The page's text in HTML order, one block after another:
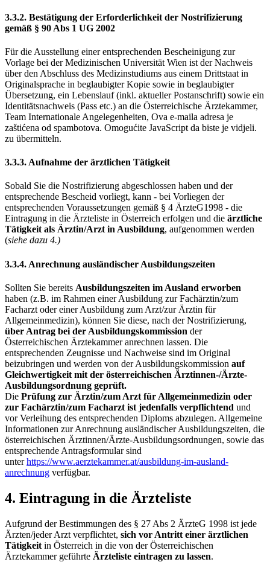
3.3.2. Bestätigung der Erforderlichkeit der Nostrifizierung
gemäß § 90 Abs 1 UG 2002
Für die Ausstellung einer entsprechenden Bescheinigung zur
Vorlage bei der Medizinischen Universität Wien ist der Nachweis
über den Abschluss des Medizinstudiums aus einem Drittstaat in
Originalsprache in beglaubigter Kopie sowie in beglaubigter
Übersetzung, ein Lebenslauf (inkl. aktueller Postanschrift) sowie ein
Identitätsnachweis (Pass etc.) an die Österreichische Ärztekammer,
Team Internationale Angelegenheiten, Ova e-maila adresa je
zaštićena od spambotova. Omogućite JavaScript da biste je vidjeli.
zu übermitteln.
3.3.3. Aufnahme der ärztlichen Tätigkeit
Sobald Sie die Nostrifizierung abgeschlossen haben und der
entsprechende Bescheid vorliegt, kann - bei Vorliegen der
entsprechenden Voraussetzungen gemäß § 4 ÄrzteG1998 - die
Eintragung in die Ärzteliste in Österreich erfolgen und die ärztliche
Tätigkeit als Ärztin/Arzt in Ausbildung, aufgenommen werden
(siehe dazu 4.)
3.3.4. Anrechnung ausländischer Ausbildungszeiten
Sollten Sie bereits Ausbildungszeiten im Ausland erworben
haben (z.B. im Rahmen einer Ausbildung zur Fachärztin/zum
Facharzt oder einer Ausbildung zum Arzt/zur Ärztin für
Allgemeinmedizin), können Sie diese, nach der Nostrifizierung,
über Antrag bei der Ausbildungskommission der
Österreichischen Ärztekammer anrechnen lassen. Die
entsprechenden Zeugnisse und Nachweise sind im Original
beizubringen und werden von der Ausbildungskommission auf
Gleichwertigkeit mit der österreichischen Ärztinnen-/Ärzte-
Ausbildungsordnung geprüft.
Die Prüfung zur Ärztin/zum Arzt für Allgemeinmedizin oder
zur Fachärztin/zum Facharzt ist jedenfalls verpflichtend und
vor Verleihung des entsprechenden Diploms abzulegen. Allgemeine
Informationen zur Anrechnung ausländischer Ausbildungszeiten, die
österreichischen Ärztinnen/Ärzte-Ausbildungsordnungen, sowie das
entsprechende Antragsformular sind
unterhttps://www.aerztekammer.at/ausbildung-im-ausland-
anrechnung verfügbar.
4. Eintragung in die Ärzteliste
Aufgrund der Bestimmungen des § 27 Abs 2 ÄrzteG 1998 ist jede
Ärzten/jeder Arzt verpflichtet, sich vor Antritt einer ärztlichen
Tätigkeit in Österreich in die von der Österreichischen
Ärztekammer geführte Ärzteliste eintragen zu lassen.